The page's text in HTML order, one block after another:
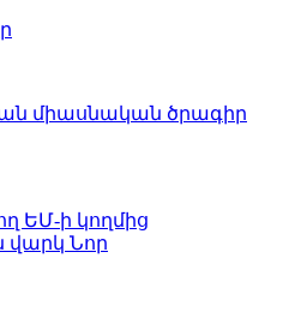
միասնական ծրագիր
ԵՄ-ի կողմից
վարկ Նոր